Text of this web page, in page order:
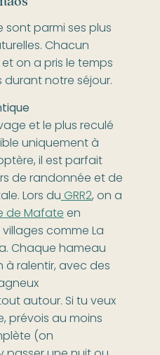
sont parmi ses plus
Chacun
on a pris le temps
durant notre séjour.
et le plus reculé
uniquement à
il est parfait
de randonnée et de
Lors duGRR2, on a
de Mafateen
comme La
Chaque hameau
à ralentir, avec des
autour. Si tu veux
prévois au moins
(on